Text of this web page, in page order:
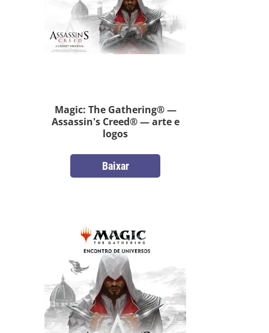
Magic: The Gathering® —
Assassin's Creed® — arte e
logos
Baixar